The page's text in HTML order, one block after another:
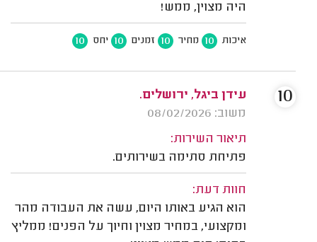
היה מצוין, ממש!
איכות 10 מחיר 10 זמנים 10 יחס 10
עידן ביגל, ירושלים.
משוב: 08/02/2026
תיאור השירות:
פתיחת סתימה בשירותים.
חוות דעת:
הוא הגיע באותו היום, עשה את העבודה מהר
ומקצועי, במחיר מצוין וחיוך על הפנים! ממליץ
10